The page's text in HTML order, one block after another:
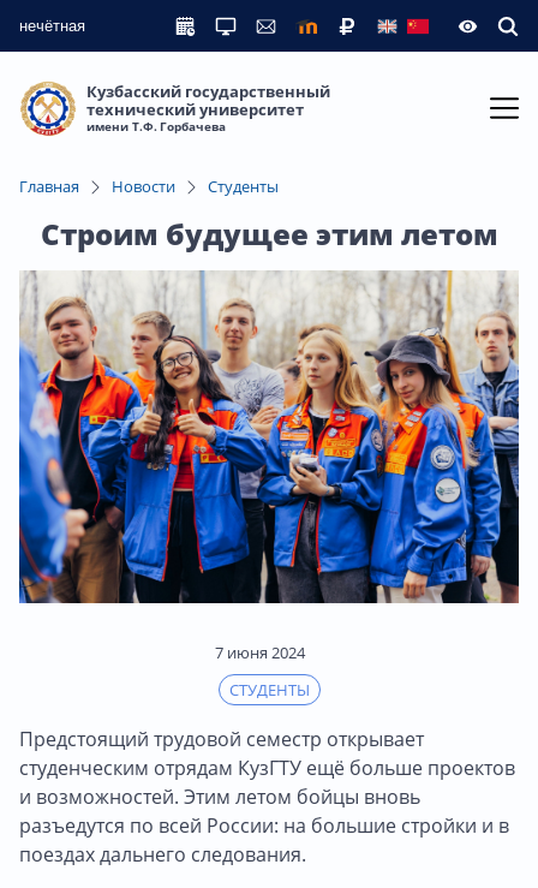
нечётная
Кузбасский государственный
технический университет
имени Т.Ф. Горбачева
Главная Новости Студенты
Строим будущее этим летом
7 июня 2024
СТУДЕНТЫ
Предстоящий трудовой семестр открывает
студенческим отрядам КузГТУ ещё больше проектов
и возможностей. Этим летом бойцы вновь
разъедутся по всей России: на большие стройки и в
поездах дальнего следования.